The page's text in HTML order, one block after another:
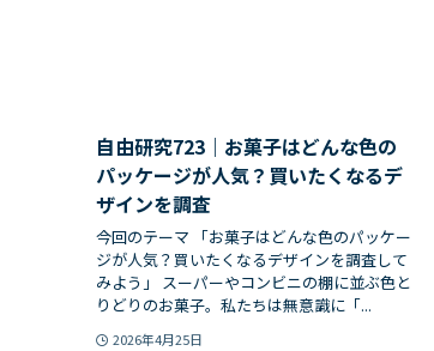
自由研究723｜お菓子はどんな色の
パッケージが人気？買いたくなるデ
ザインを調査
今回のテーマ 「お菓子はどんな色のパッケー
ジが人気？買いたくなるデザインを調査して
みよう」 スーパーやコンビニの棚に並ぶ色と
りどりのお菓子。私たちは無意識に「...
2026年4月25日